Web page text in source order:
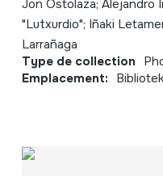
Jon Ostolaza; Alejandro
"Lutxurdio"; Iñaki
Larrañaga
Type de collection
Emplacement: